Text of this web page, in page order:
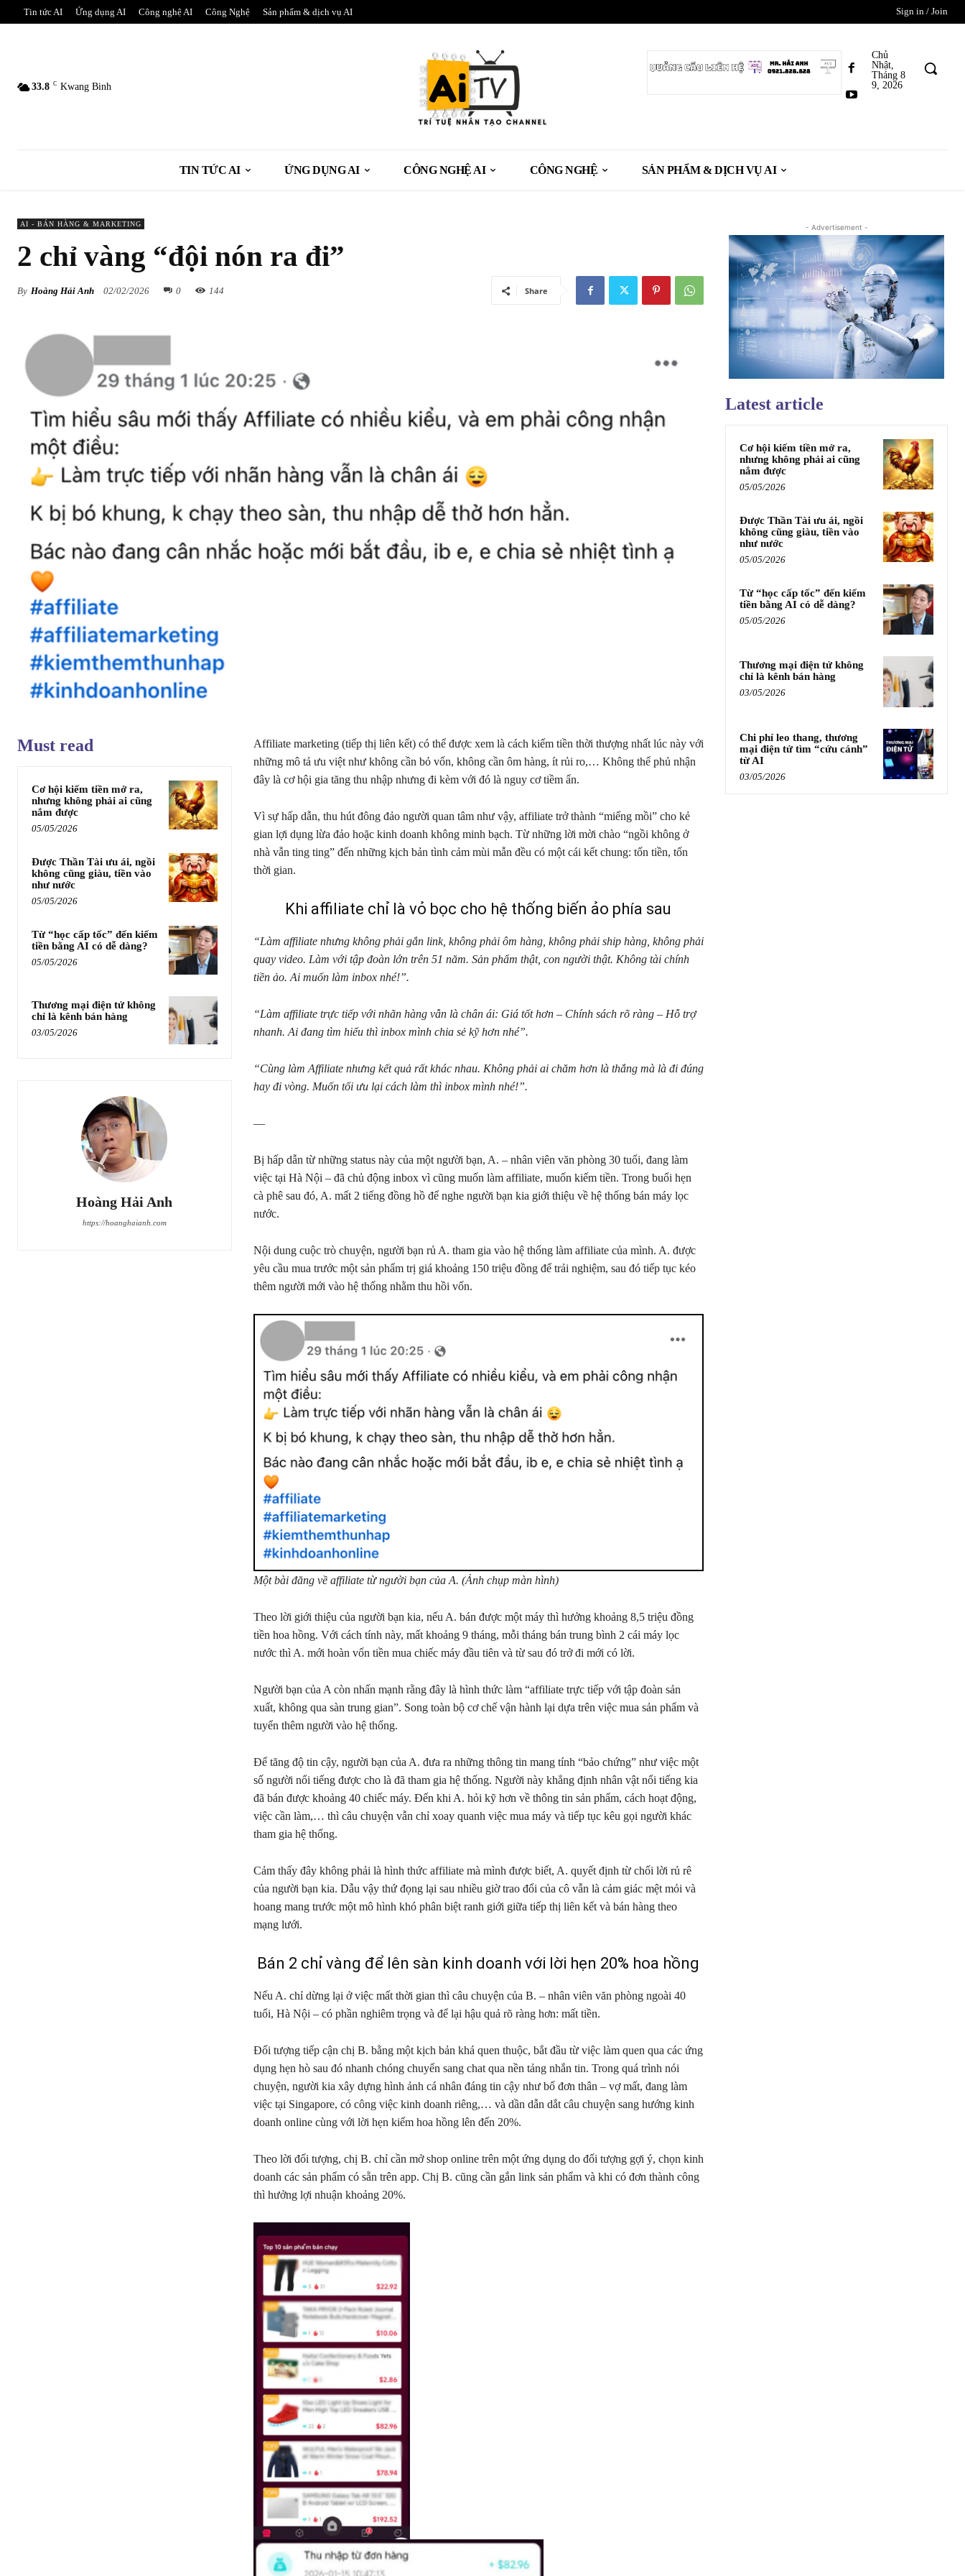
Tin tức AI Ứng dụng AI Công nghệ AI Công Nghệ Sản phẩm & dịch vụ AI Sign in / Join
33.8 C Kwang Binh
Chủ
Nhật,
Tháng 8
9, 2026
TIN TỨC AI ỨNG DỤNG AI CÔNG NGHỆ AI CÔNG NGHỆ SẢN PHẨM & DỊCH VỤ AI
AI - BÁN HÀNG & MARKETING
2 chỉ vàng “đội nón ra đi”
By Hoàng Hải Anh 02/02/2026 0 144 Share
Must read
Cơ hội kiếm tiền mở ra,
nhưng không phải ai cũng
nắm được
05/05/2026
Được Thần Tài ưu ái, ngồi
không cũng giàu, tiền vào
như nước
05/05/2026
Từ “học cấp tốc” đến kiếm
tiền bằng AI có dễ dàng?
05/05/2026
Thương mại điện tử không
chỉ là kênh bán hàng
03/05/2026
Hoàng Hải Anh
https://hoanghaianh.com
Affiliate marketing (tiếp thị liên kết) có thể được xem là cách kiếm tiền thời thượng nhất lúc này với
những mô tả ưu việt như không cần bỏ vốn, không cần ôm hàng, ít rủi ro,… Không thể phủ nhận
đây là cơ hội gia tăng thu nhập nhưng đi kèm với đó là nguy cơ tiềm ẩn.
Vì sự hấp dẫn, thu hút đông đảo người quan tâm như vậy, affiliate trở thành “miếng mồi” cho kẻ
gian lợi dụng lừa đảo hoặc kinh doanh không minh bạch. Từ những lời mời chào “ngồi không ở
nhà vẫn ting ting” đến những kịch bản tình cảm mùi mẫn đều có một cái kết chung: tốn tiền, tốn
thời gian.
Khi affiliate chỉ là vỏ bọc cho hệ thống biến ảo phía sau
“Làm affiliate nhưng không phải gắn link, không phải ôm hàng, không phải ship hàng, không phải
quay video. Làm với tập đoàn lớn trên 51 năm. Sản phẩm thật, con người thật. Không tài chính
tiền ảo. Ai muốn làm inbox nhé!”.
“Làm affiliate trực tiếp với nhãn hàng vẫn là chân ái: Giá tốt hơn – Chính sách rõ ràng – Hỗ trợ
nhanh. Ai đang tìm hiểu thì inbox mình chia sẻ kỹ hơn nhé”.
“Cùng làm Affiliate nhưng kết quả rất khác nhau. Không phải ai chăm hơn là thắng mà là đi đúng
hay đi vòng. Muốn tối ưu lại cách làm thì inbox mình nhé!”.
—
Bị hấp dẫn từ những status này của một người bạn, A. – nhân viên văn phòng 30 tuổi, đang làm
việc tại Hà Nội – đã chủ động inbox vì cũng muốn làm affiliate, muốn kiếm tiền. Trong buổi hẹn
cà phê sau đó, A. mất 2 tiếng đồng hồ để nghe người bạn kia giới thiệu về hệ thống bán máy lọc
nước.
Nội dung cuộc trò chuyện, người bạn rủ A. tham gia vào hệ thống làm affiliate của mình. A. được
yêu cầu mua trước một sản phẩm trị giá khoảng 150 triệu đồng để trải nghiệm, sau đó tiếp tục kéo
thêm người mới vào hệ thống nhằm thu hồi vốn.
Một bài đăng về affiliate từ người bạn của A. (Ảnh chụp màn hình)
Theo lời giới thiệu của người bạn kia, nếu A. bán được một máy thì hưởng khoảng 8,5 triệu đồng
tiền hoa hồng. Với cách tính này, mất khoảng 9 tháng, mỗi tháng bán trung bình 2 cái máy lọc
nước thì A. mới hoàn vốn tiền mua chiếc máy đầu tiên và từ sau đó trở đi mới có lời.
Người bạn của A còn nhấn mạnh rằng đây là hình thức làm “affiliate trực tiếp với tập đoàn sản
xuất, không qua sàn trung gian”. Song toàn bộ cơ chế vận hành lại dựa trên việc mua sản phẩm và
tuyển thêm người vào hệ thống.
Để tăng độ tin cậy, người bạn của A. đưa ra những thông tin mang tính “bảo chứng” như việc một
số người nổi tiếng được cho là đã tham gia hệ thống. Người này khẳng định nhân vật nổi tiếng kia
đã bán được khoảng 40 chiếc máy. Đến khi A. hỏi kỹ hơn về thông tin sản phẩm, cách hoạt động,
việc cần làm,… thì câu chuyện vẫn chỉ xoay quanh việc mua máy và tiếp tục kêu gọi người khác
tham gia hệ thống.
Cảm thấy đây không phải là hình thức affiliate mà mình được biết, A. quyết định từ chối lời rủ rê
của người bạn kia. Dẫu vậy thứ đọng lại sau nhiều giờ trao đổi của cô vẫn là cảm giác mệt mỏi và
hoang mang trước một mô hình khó phân biệt ranh giới giữa tiếp thị liên kết và bán hàng theo
mạng lưới.
Bán 2 chỉ vàng để lên sàn kinh doanh với lời hẹn 20% hoa hồng
Nếu A. chỉ dừng lại ở việc mất thời gian thì câu chuyện của B. – nhân viên văn phòng ngoài 40
tuổi, Hà Nội – có phần nghiêm trọng và để lại hậu quả rõ ràng hơn: mất tiền.
Đối tượng tiếp cận chị B. bằng một kịch bản khá quen thuộc, bắt đầu từ việc làm quen qua các ứng
dụng hẹn hò sau đó nhanh chóng chuyển sang chat qua nền tảng nhắn tin. Trong quá trình nói
chuyện, người kia xây dựng hình ảnh cá nhân đáng tin cậy như bố đơn thân – vợ mất, đang làm
việc tại Singapore, có công việc kinh doanh riêng,… và dần dẫn dắt câu chuyện sang hướng kinh
doanh online cùng với lời hẹn kiếm hoa hồng lên đến 20%.
Theo lời đối tượng, chị B. chỉ cần mở shop online trên một ứng dụng do đối tượng gợi ý, chọn kinh
doanh các sản phẩm có sẵn trên app. Chị B. cũng cần gắn link sản phẩm và khi có đơn thành công
thì hưởng lợi nhuận khoảng 20%.
- Advertisement -
Latest article
Cơ hội kiếm tiền mở ra,
nhưng không phải ai cũng
nắm được
05/05/2026
Được Thần Tài ưu ái, ngồi
không cũng giàu, tiền vào
như nước
05/05/2026
Từ “học cấp tốc” đến kiếm
tiền bằng AI có dễ dàng?
05/05/2026
Thương mại điện tử không
chỉ là kênh bán hàng
03/05/2026
Chi phí leo thang, thương
mại điện tử tìm “cứu cánh”
từ AI
03/05/2026